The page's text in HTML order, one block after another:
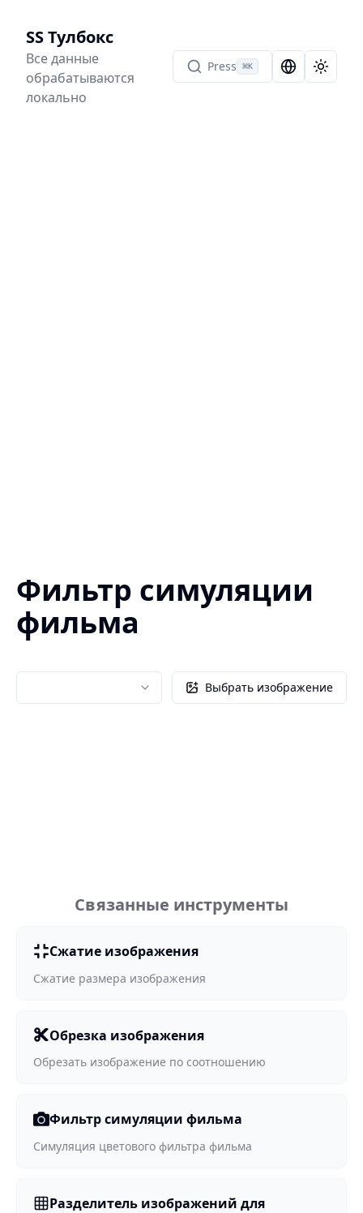
SS Тулбокс
Все данные
обрабатываются
локально
Press ⌘K Language
Toggle
Фильтр симуляции
фильма
Выбрать изображение
Связанные инструменты
Сжатие изображения
Сжатие размера изображения
Обрезка изображения
Обрезать изображение по соотношению
Фильтр симуляции фильма
Симуляция цветового фильтра фильма
Разделитель изображений для